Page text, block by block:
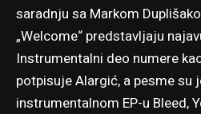
saradnju sa Markom
„Welcome“ predstavljaju
Instrumentalni deo numere
potpisuje Alargić, a pesme su
instrumentalnom EP-u Bleed,